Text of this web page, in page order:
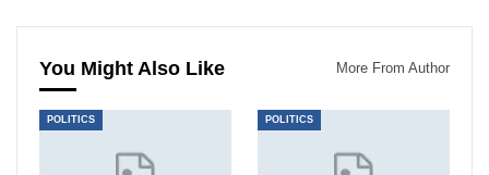
You Might Also Like More From Author
POLITICS POLITICS